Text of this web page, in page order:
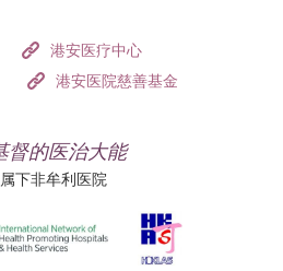
港安医疗中心
港安医院慈善基金
督的医治大能
下非牟利医院